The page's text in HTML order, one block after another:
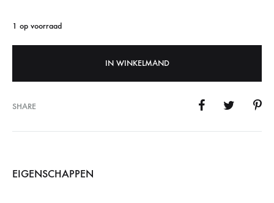
1 op voorraad
IN WINKELMAND
SHARE
EIGENSCHAPPEN